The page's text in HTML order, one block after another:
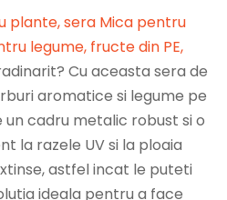
plante, sera Mica pentru
legume, fructe din PE,
Cu aceasta sera de
aromatice si legume pe
cadru metalic robust si o
la razele UV si la ploaia
astfel incat le puteti
ideala pentru a face